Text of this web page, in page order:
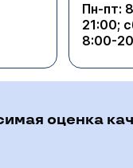
Пн-пт:
21:00;
8:00-
оценка